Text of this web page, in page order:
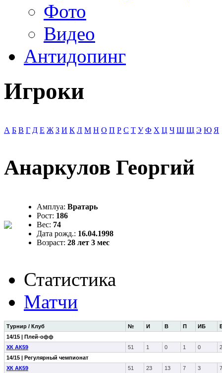
Фото
Видео
Антидопинг
Игроки
А Б В Г Д Е Ж З И К Л М Н О П Р С Т У Ф Х Ц Ч Ш Щ Э Ю Я
Анаркулов Георгий
Амплуа: Вратарь
Рост: 186
Вес: 74
Дата рожд.: 16.04.1998
Возраст: 28 лет 3 мес
Статистика
Матчи
Турнир / Клуб № И В П ИБ
14/15 | Плей-офф
ХК АК59
51 1 0 1 0
14/15 | Регулярный чемпионат
ХК АК59
51 23 13 7 3